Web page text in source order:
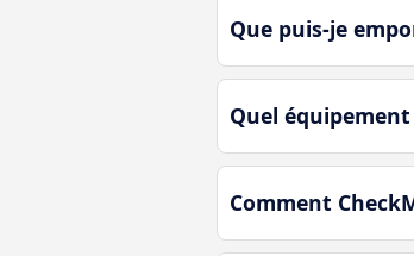
Que puis-je
Quel
Comment